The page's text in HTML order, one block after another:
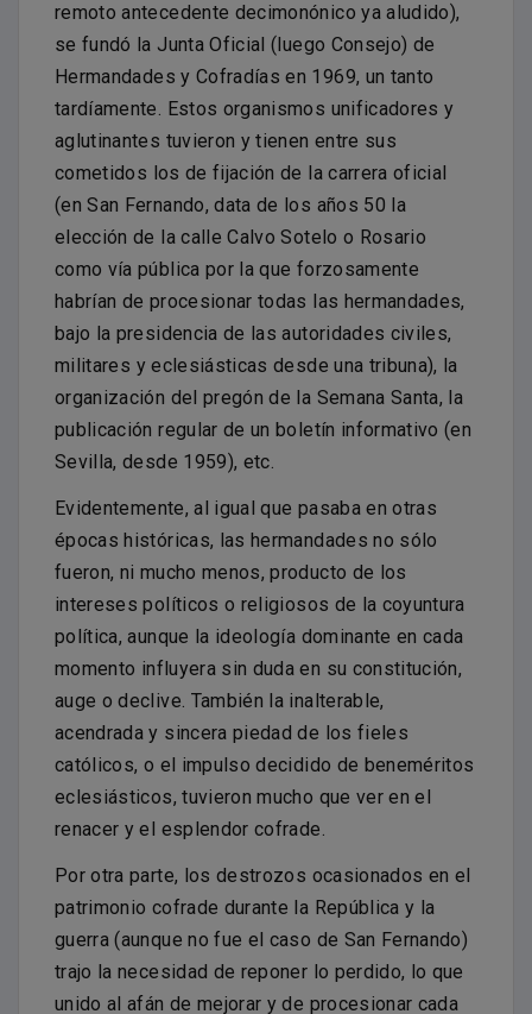
remoto antecedente decimonónico ya aludido),
se fundó la Junta Oficial (luego Consejo) de
Hermandades y Cofradías en 1969, un tanto
tardíamente. Estos organismos unificadores y
aglutinantes tuvieron y tienen entre sus
cometidos los de fijación de la carrera oficial
(en San Fernando, data de los años 50 la
elección de la calle Calvo Sotelo o Rosario
como vía pública por la que forzosamente
habrían de procesionar todas las hermandades,
bajo la presidencia de las autoridades civiles,
militares y eclesiásticas desde una tribuna), la
organización del pregón de la Semana Santa, la
publicación regular de un boletín informativo (en
Sevilla, desde 1959), etc.
Evidentemente, al igual que pasaba en otras
épocas históricas, las hermandades no sólo
fueron, ni mucho menos, producto de los
intereses políticos o religiosos de la coyuntura
política, aunque la ideología dominante en cada
momento influyera sin duda en su constitución,
auge o declive. También la inalterable,
acendrada y sincera piedad de los fieles
católicos, o el impulso decidido de beneméritos
eclesiásticos, tuvieron mucho que ver en el
renacer y el esplendor cofrade.
Por otra parte, los destrozos ocasionados en el
patrimonio cofrade durante la República y la
guerra (aunque no fue el caso de San Fernando)
trajo la necesidad de reponer lo perdido, lo que
unido al afán de mejorar y de procesionar cada